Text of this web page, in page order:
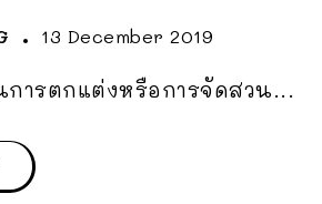
13 December 2019
ารตกแต่งหรือการจัดสวน...